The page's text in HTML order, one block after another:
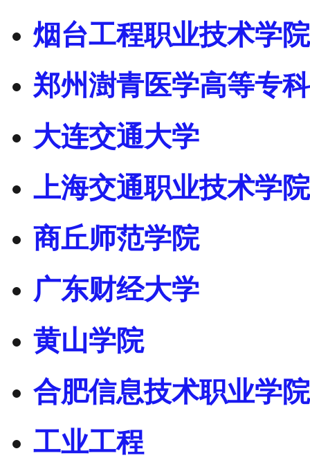
烟台工程职业技术学院
郑州澍青医学高等专
大连交通大学
上海交通职业技术学院
商丘师范学院
广东财经大学
黄山学院
合肥信息技术职业学院
工业工程